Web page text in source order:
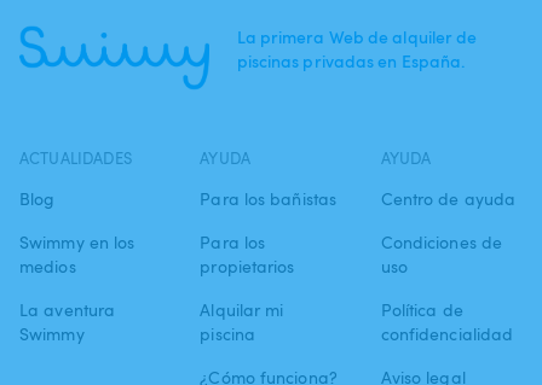
La primera Web de alquiler de
piscinas privadas en España.
ACTUALIDADES
Blog
Swimmy en los
medios
La aventura
Swimmy
AYUDA
Para los bañistas
Para los
propietarios
Alquilar mi
piscina
¿Cómo funciona?
AYUDA
Centro de ayuda
Condiciones de
uso
Política de
confidencialidad
Aviso legal